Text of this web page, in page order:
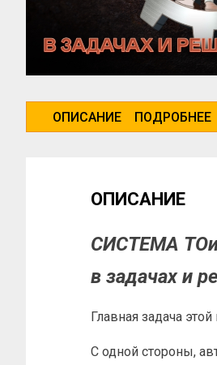
ОПИСАНИЕ ПОДРОБНЕЕ
ОПИСАНИЕ
СИСТЕМА
в задачах и
Главная задача
С одной стороны,